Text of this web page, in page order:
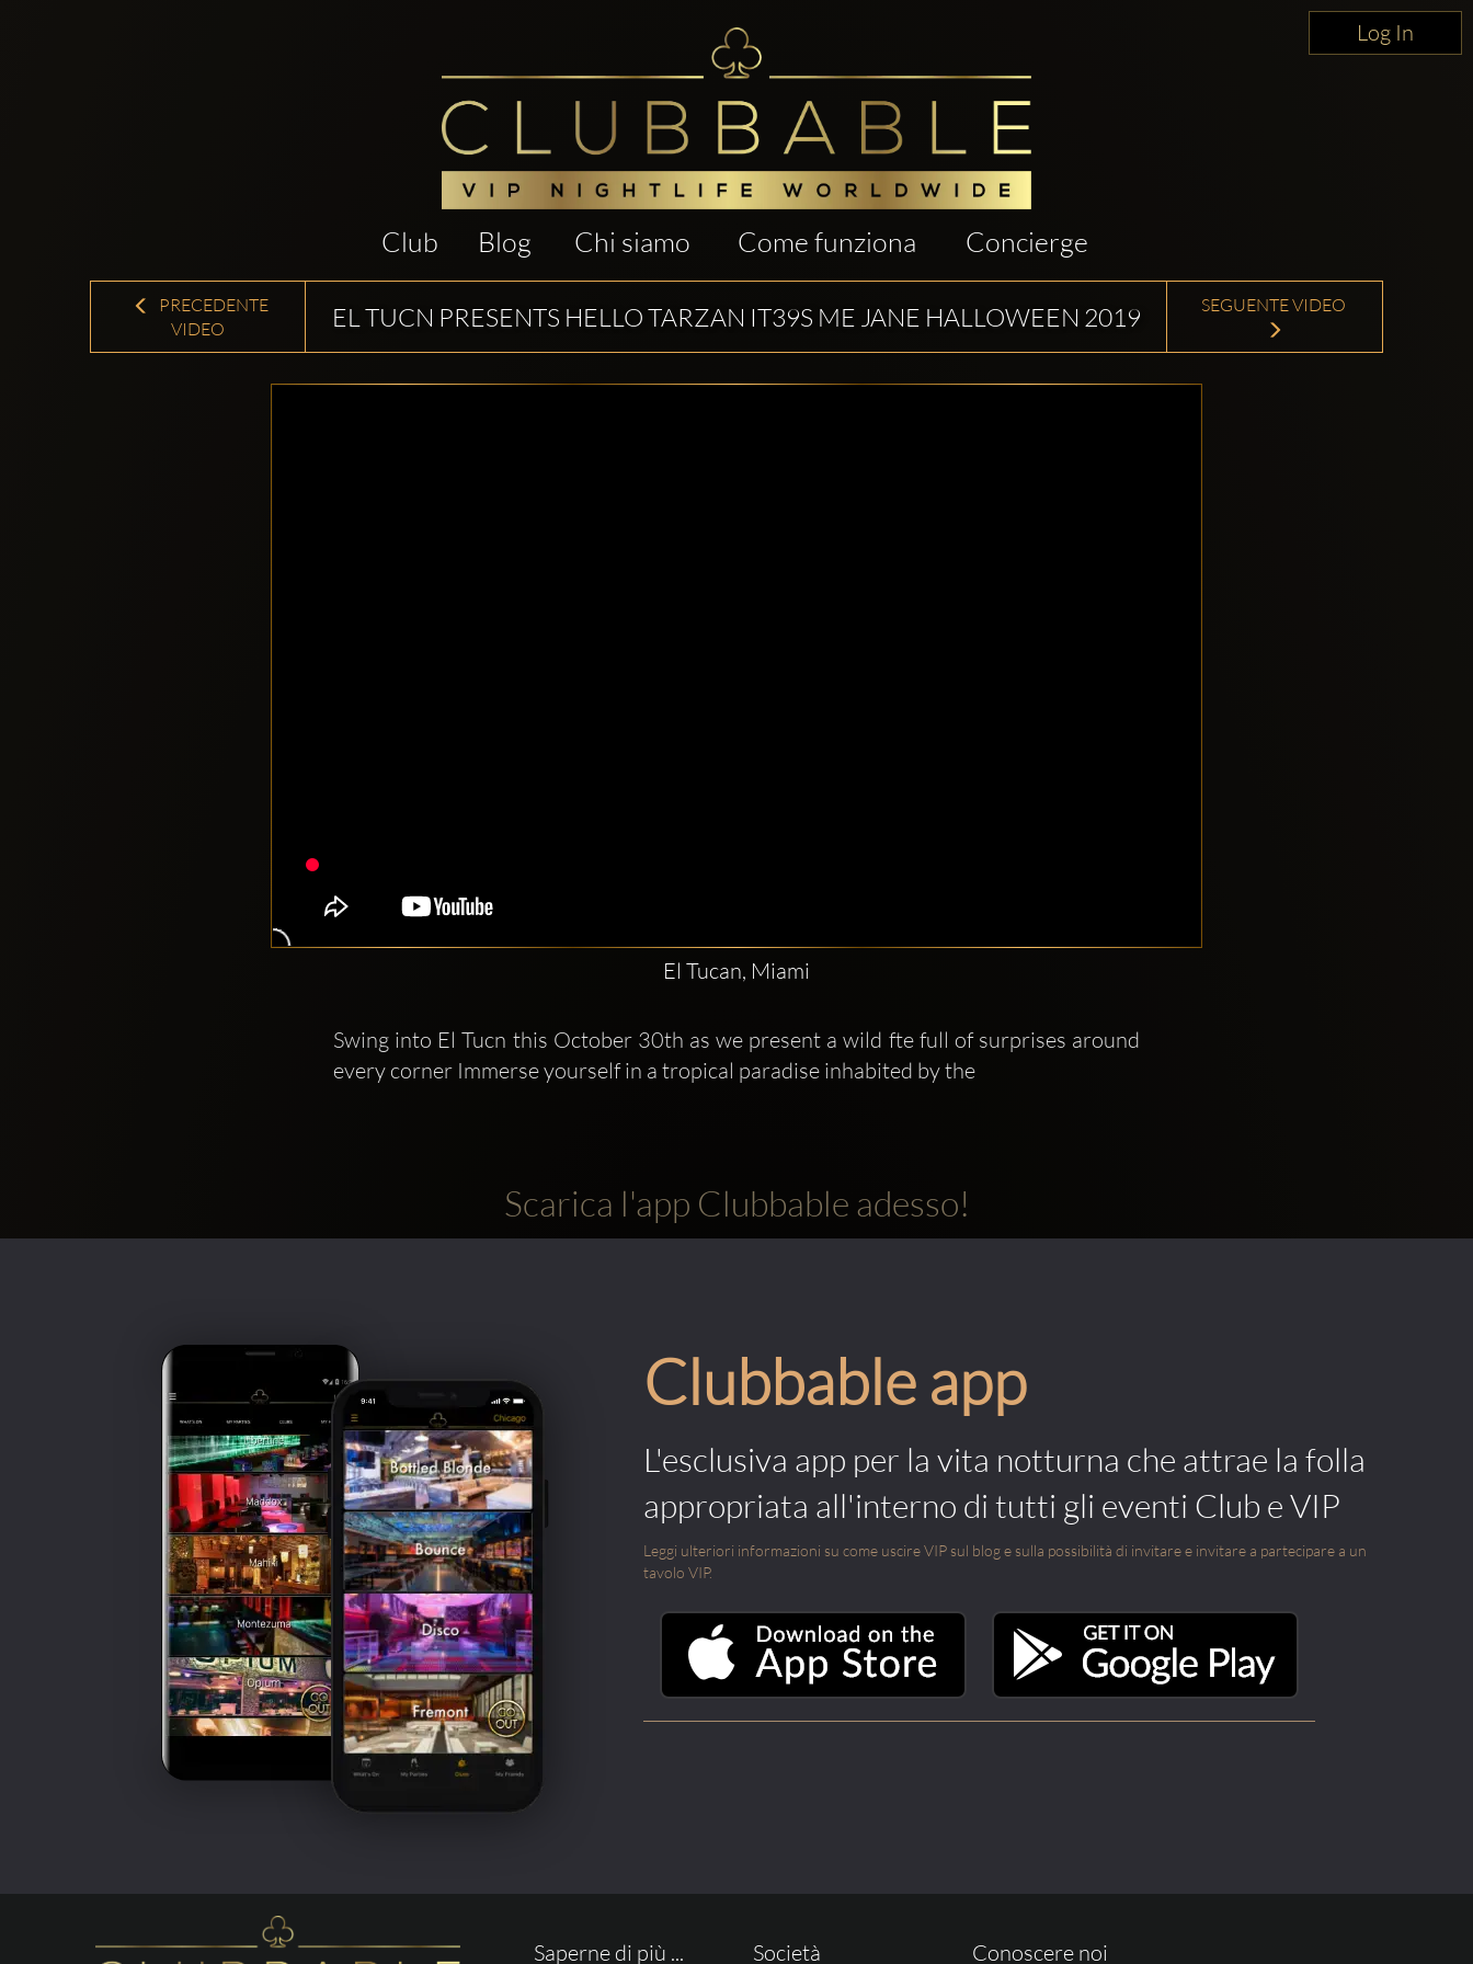
Log In
Club Blog Chi siamo Come funziona Concierge
PRECEDENTE
VIDEO
EL TUCN PRESENTS HELLO TARZAN IT39S ME JANE HALLOWEEN 2019 SEGUENTE VIDEO
El Tucan, Miami
Swing into El Tucn this October 30th as we present a wild fte full of surprises around
every corner Immerse yourself in a tropical paradise inhabited by the
Scarica l'app Clubbable adesso!
Clubbable app
L'esclusiva app per la vita notturna che attrae la folla
appropriata all'interno di tutti gli eventi Club e VIP
Leggi ulteriori informazioni su come uscire VIP sul blog e sulla possibilità di invitare e invitare a partecipare a un
tavolo VIP.
Saperne di più ... Società Conoscere noi